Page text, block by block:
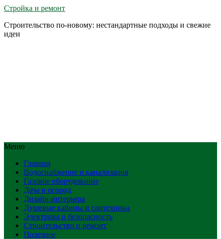
Стройка и ремонт
Строительство по-новому: нестандартные подходы и свежие
идеи
Меню
Главная
Водоснабжение и канализация
Газовое оборудование
Дача и огород
Дизайн интерьера
Душевые кабины и сантехника
Электрика и безопасность
Строительство и ремонт
Полезное